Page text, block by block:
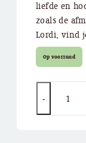
liefde en
zoals de
Lordi, vind
Op voorraad